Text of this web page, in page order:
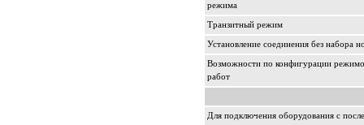
режима
Транзитный режим
Установление соединения без набора
Возможности по конфигурации
работ
Для подключения оборудования с